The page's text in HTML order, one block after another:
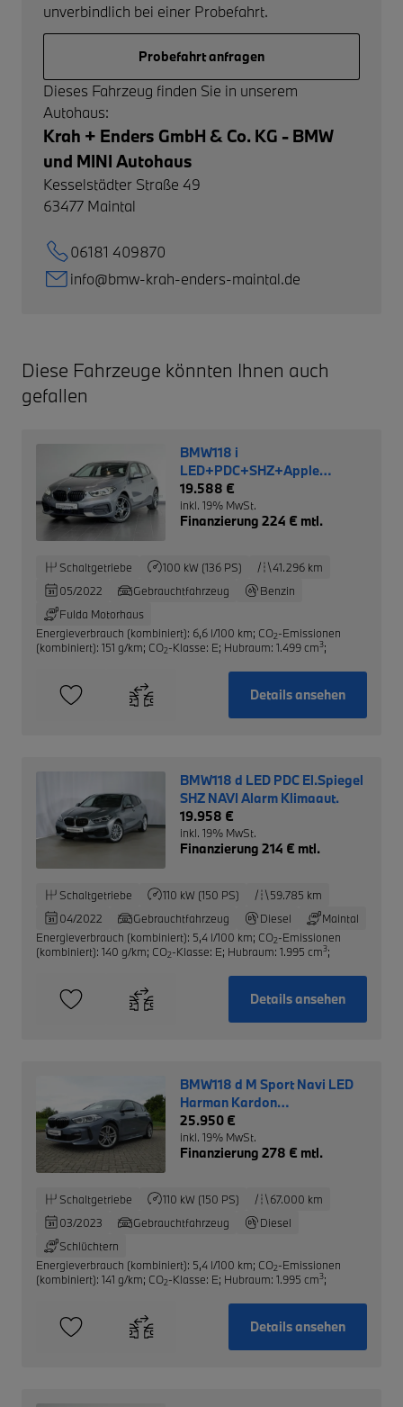
unverbindlich bei einer Probefahrt.
Probefahrt anfragen
Dieses Fahrzeug finden Sie in unserem
Autohaus:
Krah + Enders GmbH & Co. KG - BMW
und MINI Autohaus
Kesselstädter Straße 49
63477 Maintal
06181 409870
info@bmw-krah-enders-maintal.de
Diese Fahrzeuge könnten Ihnen auch
gefallen
BMW118 i
LED+PDC+SHZ+Apple
CarPlay+DAB+Temp
19.588 €
inkl. 19% MwSt.
Finanzierung 224 € mtl.
Schaltgetriebe 100 kW (136 PS)
41.296 km
05/2022
Gebrauchtfahrzeug
Benzin
Fulda Motorhaus
Energieverbrauch (kombiniert): 6,6 l/100 km; CO2-Emissionen
(kombiniert): 151 g/km; CO2-Klasse: E; Hubraum: 1.499 cm3;
Details ansehen
BMW118 d LED PDC El.Spiegel
SHZ NAVI Alarm Klimaaut.
19.958 €
inkl. 19% MwSt.
Finanzierung 214 € mtl.
Schaltgetriebe 110 kW (150 PS)
59.785 km
04/2022
Gebrauchtfahrzeug Diesel
Maintal
Energieverbrauch (kombiniert): 5,4 l/100 km; CO2-Emissionen
(kombiniert): 140 g/km; CO2-Klasse: E; Hubraum: 1.995 cm3;
Details ansehen
BMW118 d M Sport Navi LED
Harman Kardon
Rückfahrkamera
25.950 €
inkl. 19% MwSt.
Finanzierung 278 € mtl.
Schaltgetriebe 110 kW (150 PS)
67.000 km
03/2023
Gebrauchtfahrzeug
Diesel
Schlüchtern
Energieverbrauch (kombiniert): 5,4 l/100 km; CO2-Emissionen
(kombiniert): 141 g/km; CO2-Klasse: E; Hubraum: 1.995 cm3;
Details ansehen